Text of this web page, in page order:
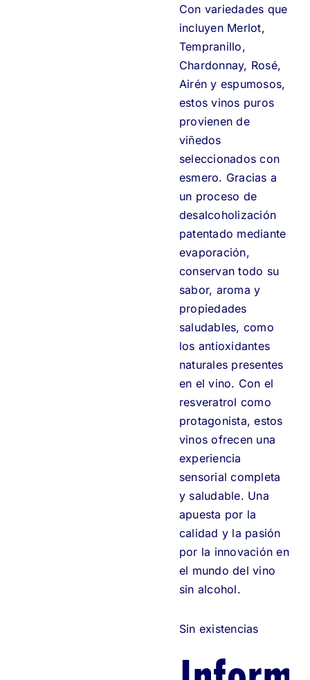
Con variedades que
incluyen Merlot,
Tempranillo,
Chardonnay, Rosé,
Airén y espumosos,
estos vinos puros
provienen de
viñedos
seleccionados con
esmero. Gracias a
un proceso de
desalcoholización
patentado mediante
evaporación,
conservan todo su
sabor, aroma y
propiedades
saludables, como
los antioxidantes
naturales presentes
en el vino. Con el
resveratrol como
protagonista, estos
vinos ofrecen una
experiencia
sensorial completa
y saludable. Una
apuesta por la
calidad y la pasión
por la innovación en
el mundo del vino
sin alcohol.
Sin existencias